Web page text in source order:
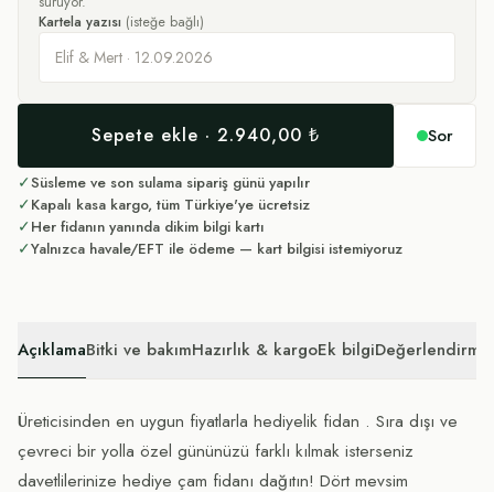
Kartela yazısı (isteğe bağlı)
Sepete ekle · 2.940,00 ₺ Sor
✓Süsleme ve son sulama sipariş günü yapılır
✓Kapalı kasa kargo, tüm Türkiye'ye ücretsiz
✓Her fidanın yanında dikim bilgi kartı
✓Yalnızca havale/EFT ile ödeme — kart bilgisi istemiyoruz
AçıklamaBitki ve bakımHazırlık & kargoEk bilgi
Üreticisinden en uygun fiyatlarla hediyelik fidan . Sıra dışı ve
çevreci bir yolla özel gününüzü farklı kılmak isterseniz
davetlilerinize hediye çam fidanı dağıtın! Dört mevsim